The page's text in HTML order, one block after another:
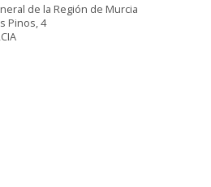
de la Región de Murcia
Pinos, 4